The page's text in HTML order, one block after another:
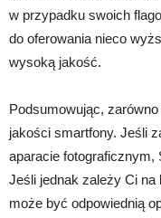
w przypadku swoich
do oferowania nieco
wysoką jakość.
Podsumowując,
jakości smartfony. Jeśli
aparacie
Jeśli jednak zależy Ci na
może być odpowiednią